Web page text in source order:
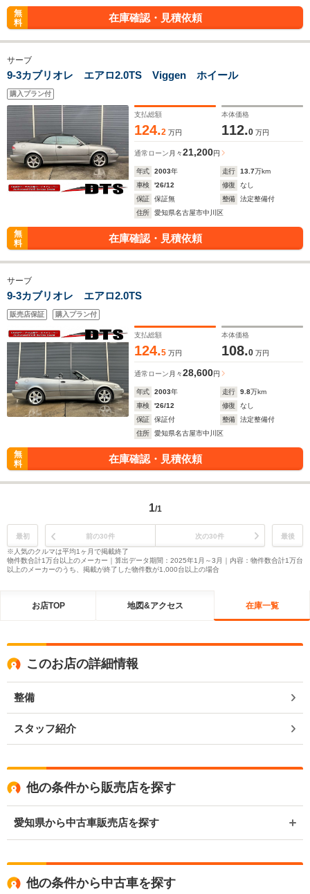
無
料
在庫確認・見積依頼
サーブ
9-3カブリオレ エアロ2.0TS Viggen ホイール
購入プラン付
支払総額
124.2 万円
本体価格
112.0 万円
通常ローン 月々21,200円
年式 2003年 走行 13.7万km
車検
'26/12 修復
なし
保証
保証無 整備
法定整備付
住所
愛知県名古屋市中川区
無
料
在庫確認・見積依頼
サーブ
9-3カブリオレ エアロ2.0TS
販売店保証 購入プラン付
支払総額
124.5 万円
本体価格
108.0 万円
通常ローン 月々28,600円
年式 2003年 走行 9.8万km
車検
'26/12 修復
なし
保証
保証付 整備
法定整備付
住所
愛知県名古屋市中川区
無
料
在庫確認・見積依頼
1/1
最初 前の30件 次の30件
最後
※人気のクルマは平均1ヶ月で掲載終了
物件数合計1万台以上のメーカー｜算出データ期間：2025年1月～3月｜内容：物件数合計1万台
以上のメーカーのうち、掲載が終了した物件数が1,000台以上の場合
お店TOP 地図&アクセス 在庫一覧
このお店の詳細情報
整備
スタッフ紹介
他の条件から販売店を探す
愛知県から中古車販売店を探す
他の条件から中古車を探す